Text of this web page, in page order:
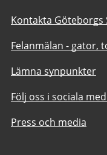
Kontakta Göteborgs
Felanmälan - gator,
Lämna synpunkter
Följ oss i sociala
Press och media